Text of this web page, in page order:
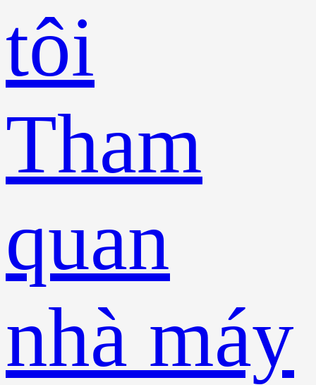
tôi
Tham
quan
nhà máy